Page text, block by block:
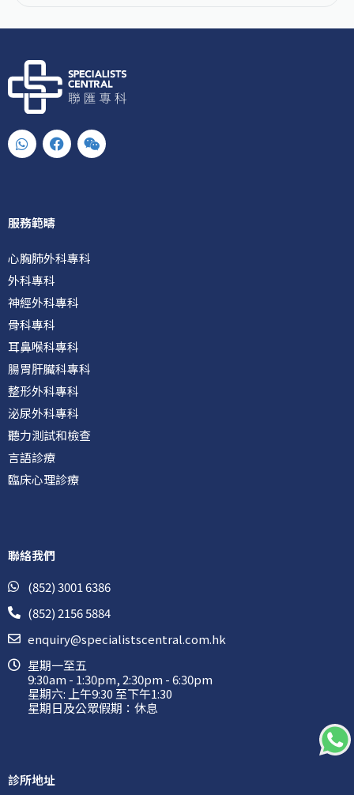
W
h
a
p
F
a
c
W
e
i
服務範疇
心胸肺外科專科
外科專科
神經外科專科
骨科專科
耳鼻喉科專科
腸胃肝臟科專科
整形外科專科
泌尿外科專科
聽力測試和檢查
言語診療
臨床心理診療
聯絡我們
(852) 3001 6386
(852) 2156 5884
enquiry@specialistscentral.com.hk
星期一至五
9:30am - 1:30pm, 2:30pm - 6:30pm
星期六: 上午9:30 至下午1:30
星期日及公眾假期：休息
診所地址